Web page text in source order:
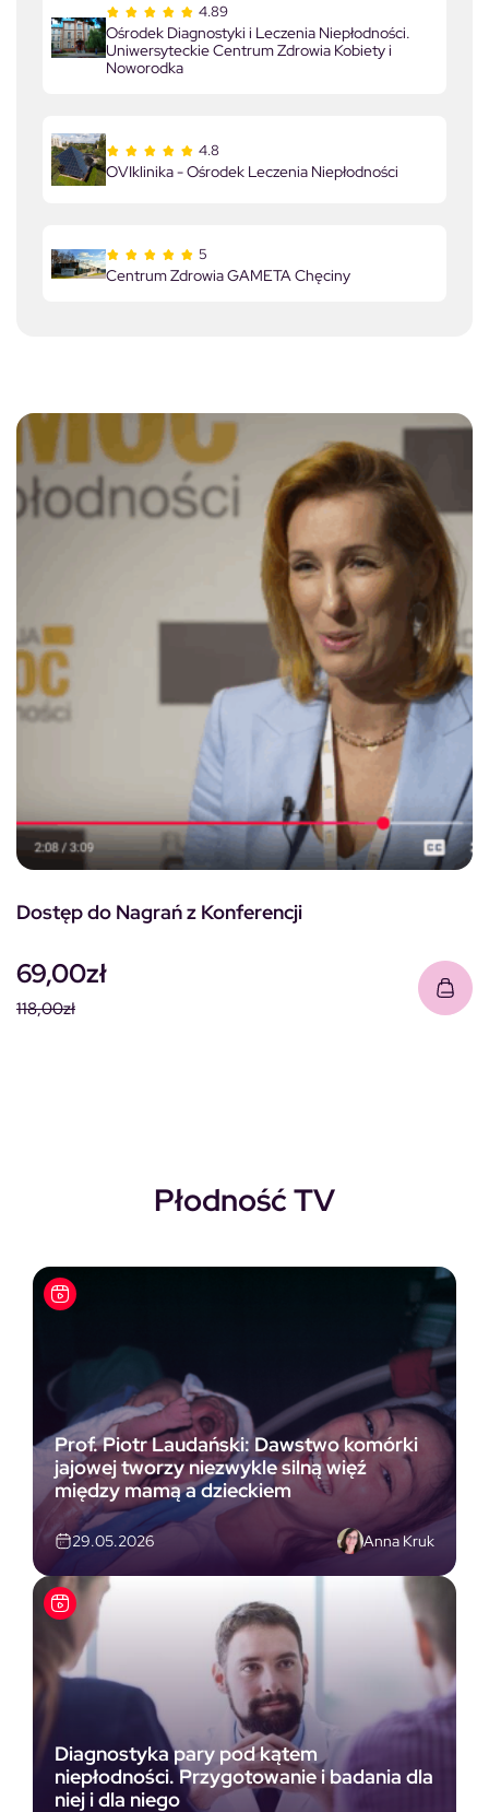
4.89
Ośrodek Diagnostyki i Leczenia Niepłodności.
Uniwersyteckie Centrum Zdrowia Kobiety i
Noworodka
4.8
OVIklinika - Ośrodek Leczenia Niepłodności
5
Centrum Zdrowia GAMETA Chęciny
Dostęp do Nagrań z Konferencji
118,00zł
69,00zł
Płodność TV
Prof. Piotr Laudański: Dawstwo komórki
jajowej tworzy niezwykle silną więź
między mamą a dzieckiem
29.05.2026 Anna Kruk
Diagnostyka pary pod kątem
niepłodności. Przygotowanie i badania dla
niej i dla niego